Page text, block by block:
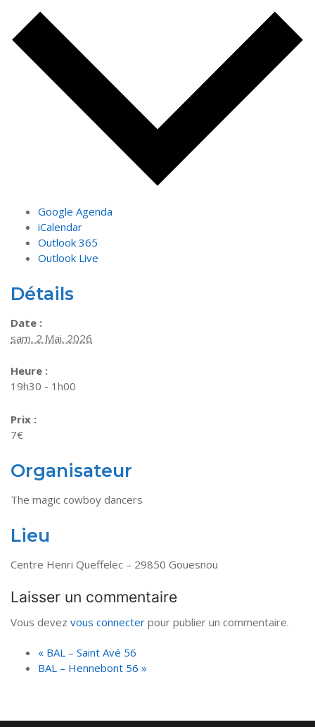
Google Agenda
iCalendar
Outlook 365
Outlook Live
Détails
Date :
sam. 2 Mai. 2026
Heure :
19h30 - 1h00
Prix :
7€
Organisateur
The magic cowboy dancers
Lieu
Centre Henri Queffelec – 29850 Gouesnou
Laisser un commentaire
Vous devez vous connecter pour publier un commentaire.
« BAL – Saint Avé 56
BAL – Hennebont 56»